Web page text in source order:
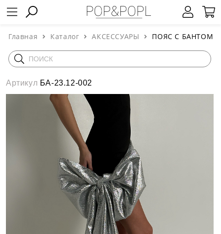
Главная Каталог АКСЕССУАРЫ ПОЯС С БАНТОМ
Артикул БА-23.12-002